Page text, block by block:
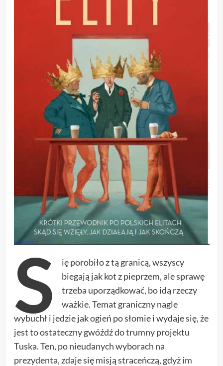
S
ię porobiło z tą granicą, wszyscy
biegają jak kot z pieprzem, ale sprawę
trzeba uporządkować, bo idą rzeczy
ważkie. Temat graniczny nagle
wybuchł i jedzie jak ogień po słomie i wydaje się, że
jest to ostateczny gwóźdź do trumny projektu
Tuska. Ten, po nieudanych wyborach na
prezydenta, zdaje się misją straceńczą, gdyż im